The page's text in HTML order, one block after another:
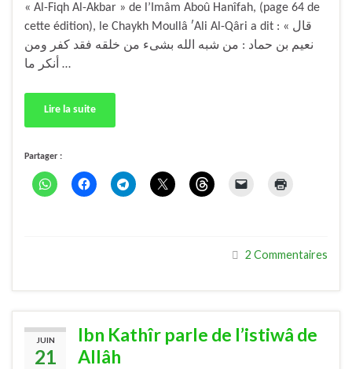
« Al-Fiqh Al-Akbar » de l’Imâm Aboû Hanîfah, (page 64 de
cette édition), le Chaykh Moullâ ʹAli Al-Qâri a dit : « قال
نعيم بن حماد : من شبه الله بشىء من خلقه فقد كفر ومن
أنكر ما …
Lire la suite
Partager :
2 Commentaires
JUIN
21
Ibn Kathîr parle de l’istiwâ de
Allâh